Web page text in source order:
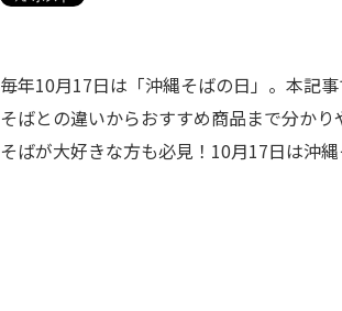
毎年10月17日は「沖縄そばの日」。本記
そばとの違いからおすすめ商品まで分か
そばが大好きな方も必見！10月17日は沖